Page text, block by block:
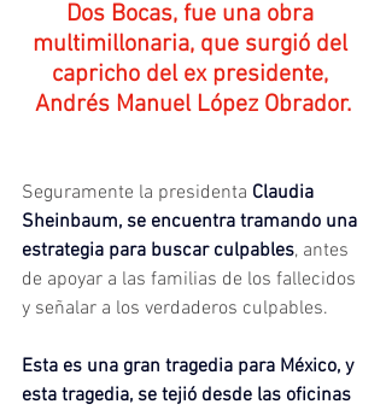
Dos Bocas, fue una obra
multimillonaria, que surgió del
capricho del ex presidente,
Andrés Manuel López Obrador.
Seguramente la presidenta Claudia
Sheinbaum, se encuentra tramando una
estrategia para buscar culpables, antes
de apoyar a las familias de los fallecidos
y señalar a los verdaderos culpables.
Esta es una gran tragedia para México, y
esta tragedia, se tejió desde las oficinas